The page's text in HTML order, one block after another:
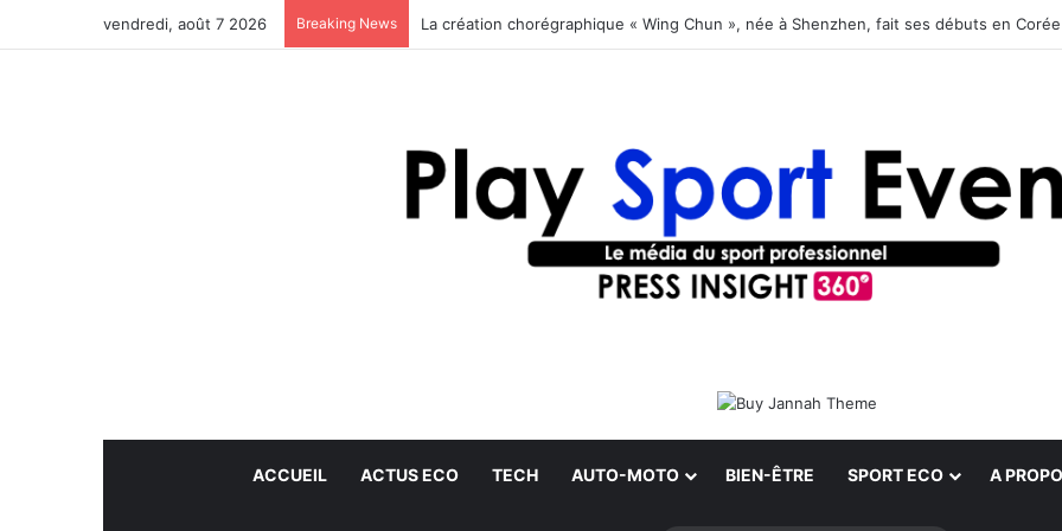
vendredi, août 7 2026 Breaking News La création chorégraphique « Wing Chun », née à Shenzhen, fait ses débuts en
ACCUEIL ACTUS ECO TECH AUTO-MOTO BIEN-ÊTRE SPORT ECO A